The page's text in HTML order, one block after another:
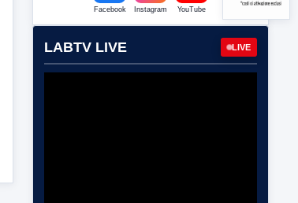
Facebook Instagram YouTube
LABTV LIVE LIVE